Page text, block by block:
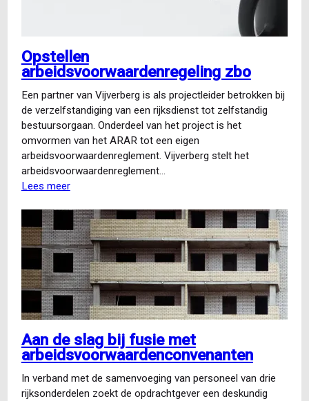
Opstellen
arbeidsvoorwaardenregeling zbo
Een partner van Vijverberg is als projectleider betrokken bij
de verzelfstandiging van een rijksdienst tot zelfstandig
bestuursorgaan. Onderdeel van het project is het
omvormen van het ARAR tot een eigen
arbeidsvoorwaardenreglement. Vijverberg stelt het
arbeidsvoorwaardenreglement…
Lees meerover
arbeidsvoorwaardenregeling
zbo
Aan de slag bij fusie met
arbeidsvoorwaardenconvenanten
In verband met de samenvoeging van personeel van drie
rijksonderdelen zoekt de opdrachtgever een deskundig